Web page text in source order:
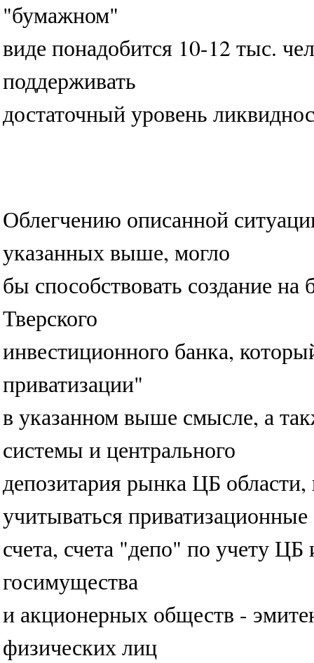
"бумажном"
виде понадобится 10-12 тыс.
поддерживать
достаточный уровень
Облегчению описанной
указанных выше, могло
бы способствовать создание
Тверского
инвестиционного банка,
приватизации"
в указанном выше смысле, а
системы и центрального
депозитария рынка ЦБ области,
учитываться приватизационные
счета, счета "депо" по учету
госимущества
и акционерных обществ -
физических лиц